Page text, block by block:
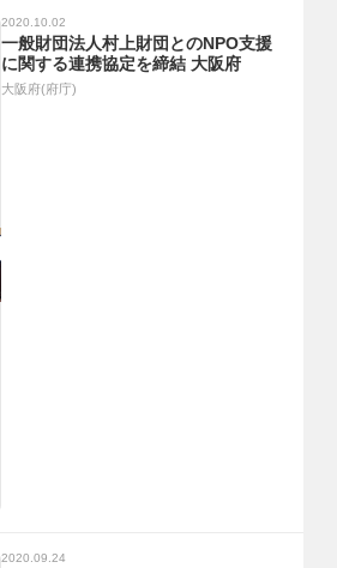
2020.10.02
一般財団法人村上財団とのNPO支援
に関する連携協定を締結 大阪府
大阪府(府庁)
2020.09.24